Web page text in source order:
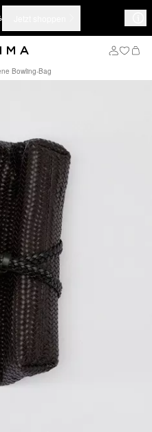
Bowling-Bag